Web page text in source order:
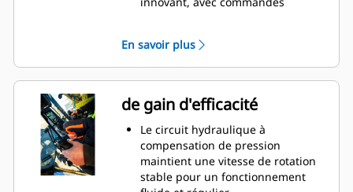
retirer l'équipement du bas
peut être piloté depuis l’écran de
la cabine
Le capteur d’inclinaison GS520,
installé de série dans un
emplacement protégé, fournit un
retour précis sur la position
d’inclinaison au système de
nivellement
SecureLock™ utilise une
En savoir plus
de gain d'efficacité
Le circuit hydraulique à
compensation de pression
maintient une vitesse de rotation
stable pour un fonctionnement